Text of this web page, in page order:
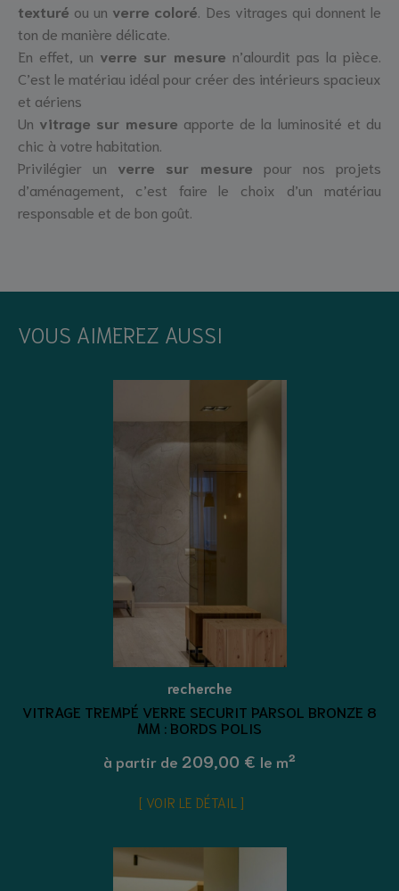
texturé ou un verre coloré . Des vitrages qui donnent le
ton de manière délicate.
En effet, un verre sur mesure n’alourdit pas la pièce.
C’est le matériau idéal pour créer des intérieurs spacieux
et aériens
Un vitrage sur mesure apporte de la luminosité et du
chic à votre habitation.
Privilégier un verre sur mesure pour nos projets
d’aménagement, c’est faire le choix d’un matériau
responsable et de bon goût.
VOUS AIMEREZ AUSSI
recherche
VITRAGE TREMPÉ VERRE SECURIT PARSOL BRONZE 8
MM : BORDS POLIS
à partir de 209,00 € le m²
VOIR LE DÉTAIL